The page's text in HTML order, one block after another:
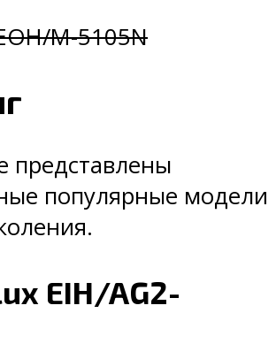
M-5105N
представлены
популярные модели
EIH/AG2-